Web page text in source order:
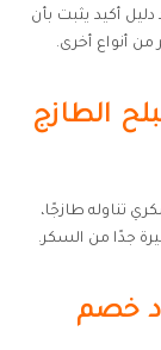
أكيد يثبت بأن
من أنواع أخرى.
الطازج
تناوله طازجًا،
جدًا من السكر.
خصم